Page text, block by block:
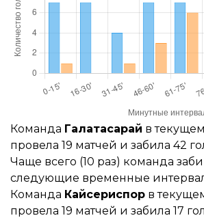
Команда Галатасарай в
провела 19 матчей и забила 42
Чаще всего (10 раз) команда
следующие временные
Команда Кайсериспор в
провела 19 матчей и забила 17